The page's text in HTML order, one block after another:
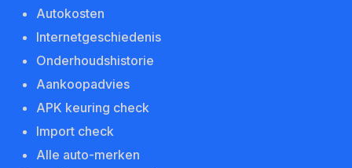
Autokosten
Internetgeschiedenis
Onderhoudshistorie
Aankoopadvies
APK keuring check
Import check
Alle auto-merken